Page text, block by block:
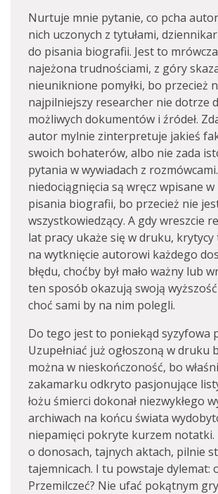
Nurtuje mnie pytanie, co pcha
nich uczonych z tytułami,
do pisania biografii. Jest to
najeżona trudnościami, z góry
nieuniknione pomyłki, bo przecież
najpilniejszy researcher nie dotrze
możliwych dokumentów i źródeł.
autor mylnie zinterpretuje jakieś
swoich bohaterów, albo nie zada
pytania w wywiadach z
niedociągnięcia są wręcz wpisane w
pisania biografii, bo przecież nie
wszystkowiedzący. A gdy wreszcie
lat pracy ukaże się w druku, krytycy
na wytknięcie autorowi każdego
błędu, choćby był mało ważny lub
ten sposób okazują swoją
choć sami by na nim polegli.
Do tego jest to poniekąd syzyfowa
Uzupełniać już ogłoszoną w druku
można w nieskończoność, bo
zakamarku odkryto pasjonujące
łożu śmierci dokonał niezwykłego
archiwach na końcu świata
niepamięci pokryte kurzem notatki.
o donosach, tajnych aktach, pilnie
tajemnicach. I tu powstaje dylemat:
Przemilczeć? Nie ufać pokątnym